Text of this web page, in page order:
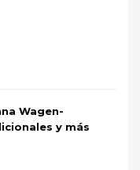
Wagen-
y más